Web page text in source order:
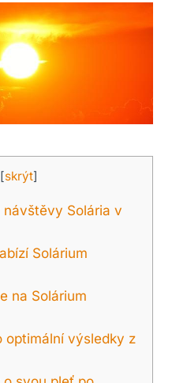
[skrýt]
Solária v
Solárium
na Solárium
optimální výsledky z